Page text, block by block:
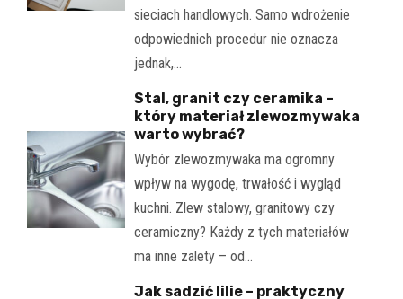
sieciach handlowych. Samo wdrożenie
odpowiednich procedur nie oznacza
jednak,…
Stal, granit czy ceramika –
który materiał zlewozmywaka
warto wybrać?
Wybór zlewozmywaka ma ogromny
wpływ na wygodę, trwałość i wygląd
kuchni. Zlew stalowy, granitowy czy
ceramiczny? Każdy z tych materiałów
ma inne zalety – od…
Jak sadzić lilie – praktyczny